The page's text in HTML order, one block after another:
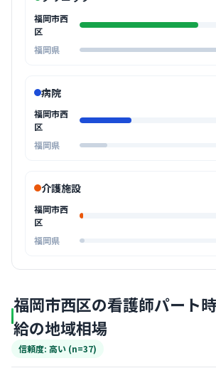
福岡市西
区
福岡県
病院
福岡市西
区
福岡県
介護施設
福岡市西
区
福岡県
福岡市西区の看護師パート
給の地域相場
信頼度: 高い (n=37)